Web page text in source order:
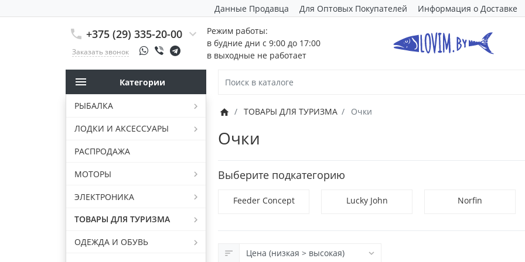
Данные Продавца Для Оптовых Покупателей Информация о Доставке
+375 (29) 335-20-00
Заказать звонок
Режим работы:
в будние дни с 9:00 до 17:00
в выходные не работает
Категории
РЫБАЛКА
ЛОДКИ И АКСЕССУАРЫ
РАСПРОДАЖА
МОТОРЫ
ЭЛЕКТРОНИКА
ТОВАРЫ ДЛЯ ТУРИЗМА
ОДЕЖДА И ОБУВЬ
ТОВАРЫ ДЛЯ ТУРИЗМА Очки
Очки
Выберите подкатегорию
Feeder Concept Lucky John Norfin